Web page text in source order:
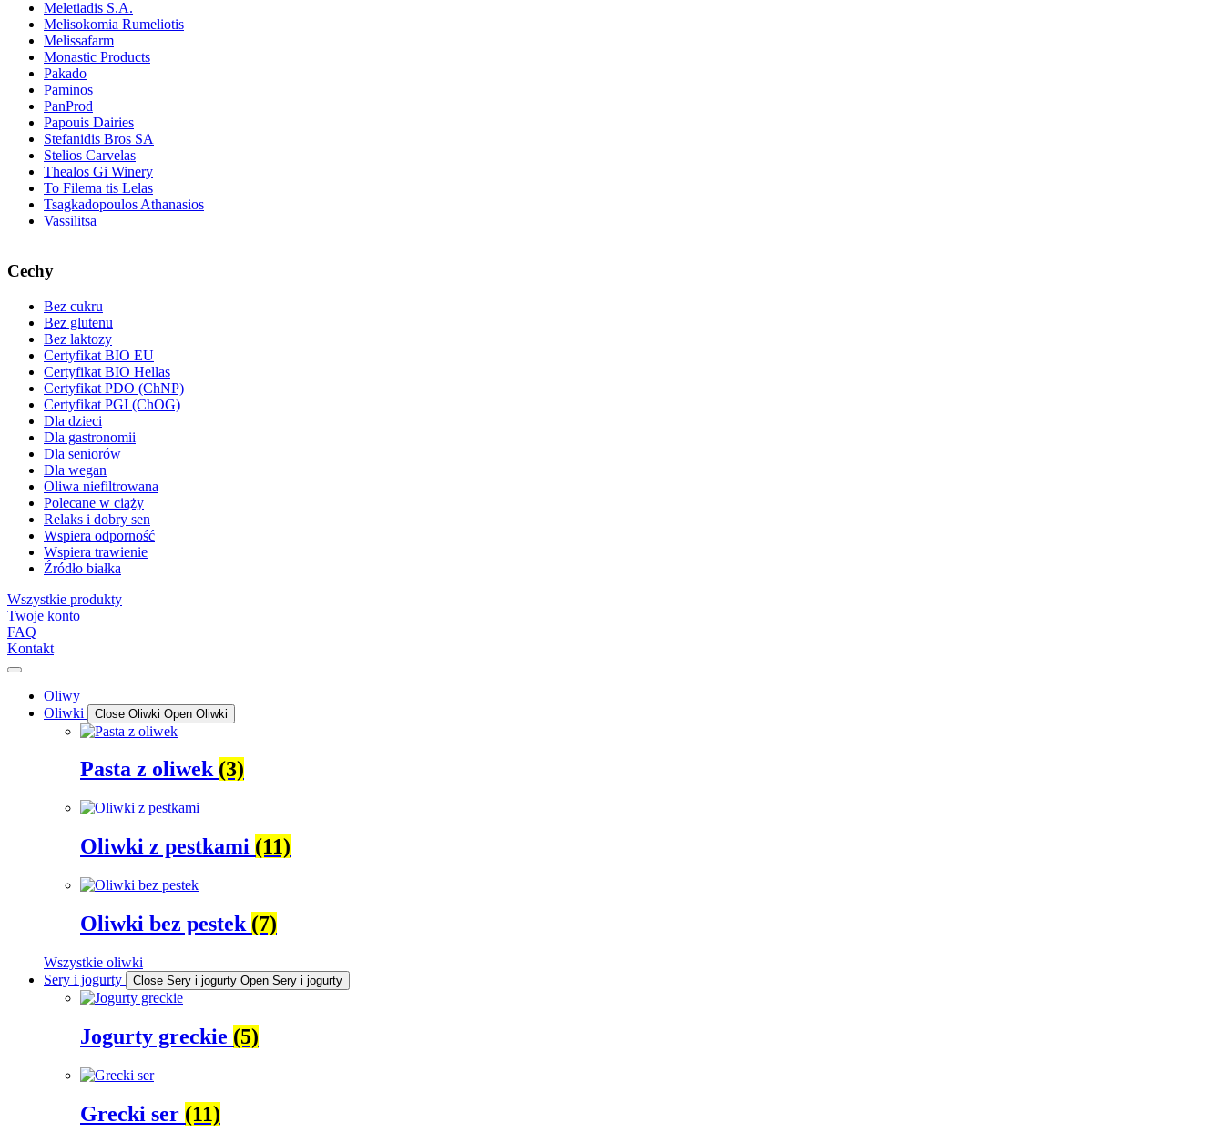
Meletiadis S.A.
Melisokomia Rumeliotis
Melissafarm
Monastic Products
Pakado
Paminos
PanProd
Papouis Dairies
Stefanidis Bros SA
Stelios Carvelas
Thealos Gi Winery
To Filema tis Lelas
Tsagkadopoulos Athanasios
Vassilitsa
Cechy
Bez cukru
Bez glutenu
Bez laktozy
Certyfikat BIO EU
Certyfikat BIO Hellas
Certyfikat PDO (ChNP)
Certyfikat PGI (ChOG)
Dla dzieci
Dla gastronomii
Dla seniorów
Dla wegan
Oliwa niefiltrowana
Polecane w ciąży
Relaks i dobry sen
Wspiera odporność
Wspiera trawienie
Źródło białka
Wszystkie produkty
Twoje konto
FAQ
Kontakt
Oliwy
Oliwki
Close Oliwki Open Oliwki
Pasta z oliwek (3)
Oliwki z pestkami (11)
Oliwki bez pestek (7)
Wszystkie oliwki
Sery i jogurty
Close Sery i jogurty Open Sery i jogurty
Jogurty greckie (5)
Grecki ser (11)